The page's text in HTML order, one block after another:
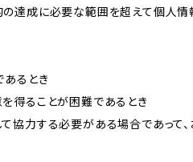
の達成に必要な範囲を超えて個人情
あるとき
得ることが困難であるとき
協力する必要がある場合であって